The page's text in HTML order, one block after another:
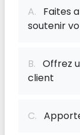
A. Faites
soutenir
B. Offrez
client
C.